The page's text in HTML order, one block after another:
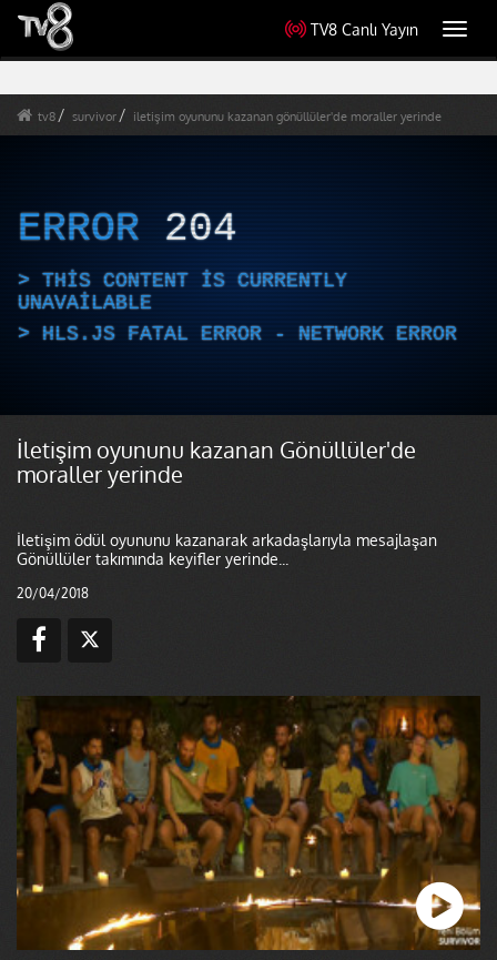
TV8 Canlı Yayın
tv8 survivor iletişim oyununu kazanan gönüllüler'de moraller yerinde
ERROR 204
THIS CONTENT IS CURRENTLY
UNAVAILABLE
HLS.JS FATAL ERROR - NETWORK ERROR
İletişim oyununu kazanan Gönüllüler'de
moraller yerinde
İletişim ödül oyununu kazanarak arkadaşlarıyla mesajlaşan
Gönüllüler takımında keyifler yerinde...
20/04/2018